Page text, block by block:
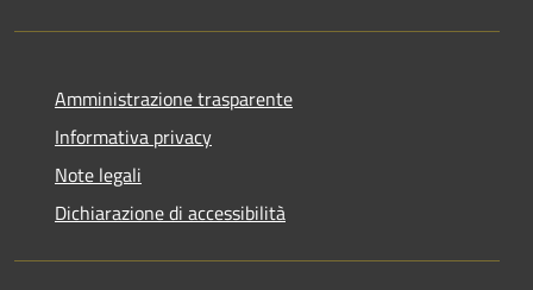
Amministrazione trasparente
Informativa privacy
Note legali
Dichiarazione di accessibilità